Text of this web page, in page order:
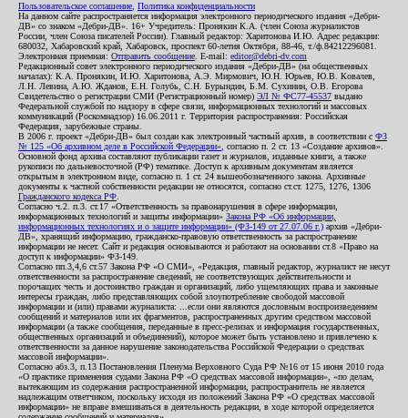
Пользовательское соглашение Политика конфиденциальности
На данном сайте распространяется информация электронного периодического издания «Дебри-
ДВ» со знаком «Дебри-ДВ». 16+ Учредитель: Пронякин К.А. (член Союза журналистов
России, член Союза писателей России). Главный редактор: Харитонова И.Ю. Адрес редакции:
680032, Хабаровский край, Хабаровск, проспект 60-летия Октября, 88-46, т./ф.84212296081.
Электронная приемная: Отправить сообщение . E-mail: editor@debri-dv.com
Редакционный совет электронного периодического издания «Дебри-ДВ» (на общественных
началах): К.А. Пронякин, И.Ю. Харитонова, А.Э. Мирмович, Ю.Н. Юрьев, Ю.В. Ковалев,
Л.Н. Левина, А.Ю. Жданов, Е.Н. Голубь, С.Н. Бурындин, Б.М. Сухинин, О.В. Егорова
Свидетельство о регистрации СМИ (Регистрационный номер) ЭЛ № ФС77-45537 выдано
Федеральной службой по надзору в сфере связи, информационных технологий и массовых
коммуникаций (Роскомнадзор) 16.06.2011 г. Территория распространения: Российская
Федерация, зарубежные страны.
В 2006 г. проект «Дебри-ДВ» был создан как электронный частный архив, в соответствии с ФЗ
№ 125 «Об архивном деле в Российской Федерации» , согласно п. 2 ст. 13 «Создание архивов».
Основной фонд архива составляют публикации газет и журналов, изданные книги, а также
рукописи по дальневосточной (РФ) тематике. Доступ к архивным документам является
открытым в электронном виде, согласно п. 1 ст. 24 вышеобозначенного закона. Архивные
документы к частной собственности редакции не относятся, согласно ст.ст. 1275, 1276, 1306
Гражданского кодекса РФ
Согласно ч.2. п.3. ст.17 «Ответственность за правонарушения в сфере информации,
информационных технологий и защиты информации» Закона РФ «Об информации,
информационных технологиях и о защите информации» (ФЗ-149 от 27.07.06 г.) архив «Дебри-
ДВ», хранящий информацию, гражданско-правовую ответственность за распространение
информации не несет. Сайт и редакция основываются и работают на основании ст.8 «Право на
доступ к информации» ФЗ-149.
Согласно пп.3,4,6 ст.57 Закона РФ «О СМИ», «Редакция, главный редактор, журналист не несут
ответственности за распространение сведений, не соответствующих действительности и
порочащих честь и достоинство граждан и организаций, либо ущемляющих права и законные
интересы граждан, либо представляющих собой злоупотребление свободой массовой
информации и (или) правами журналиста: ...если они являются дословным воспроизведением
сообщений и материалов или их фрагментов, распространенных другим средством массовой
информации (а также сообщения, переданные в пресс-релизах и информация государственных,
общественных организаций и объединений), которое может быть установлено и привлечено к
ответственности за данное нарушение законодательства Российской Федерации о средствах
массовой информации».
Согласно абз.3, п.13 Постановления Пленума Верховного Суда РФ №16 от 15 июня 2010 года
«О практике применения судами Закона РФ «О средствах массовой информации», «по делам,
вытекающим из содержания распространенной информации, распространитель не является
надлежащим ответчиком, поскольку исходя из положений Закона РФ «О средствах массовой
информации» не вправе вмешиваться в деятельность редакции, в ходе которой определяется